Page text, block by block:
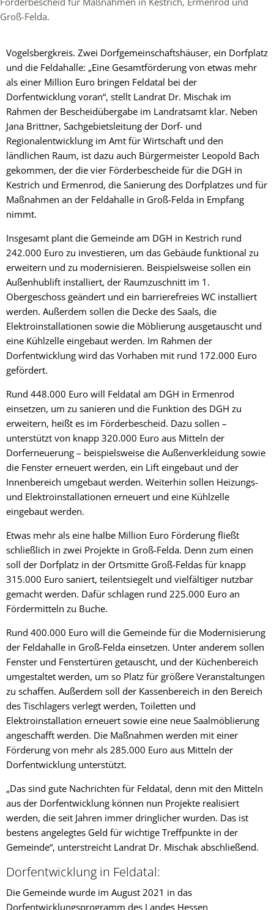
Groß-Felda.
Vogelsbergkreis. Zwei Dorfgemeinschaftshäuser, ein Dorfplatz
und die Feldahalle: „Eine Gesamtförderung von etwas mehr
als einer Million Euro bringen Feldatal bei der
Dorfentwicklung voran“, stellt Landrat Dr. Mischak im
Rahmen der Bescheidübergabe im Landratsamt klar. Neben
Jana Brittner, Sachgebietsleitung der Dorf- und
Regionalentwicklung im Amt für Wirtschaft und den
ländlichen Raum, ist dazu auch Bürgermeister Leopold Bach
gekommen, der die vier Förderbescheide für die DGH in
Kestrich und Ermenrod, die Sanierung des Dorfplatzes und für
Maßnahmen an der Feldahalle in Groß-Felda in Empfang
nimmt.
Insgesamt plant die Gemeinde am DGH in Kestrich rund
242.000 Euro zu investieren, um das Gebäude funktional zu
erweitern und zu modernisieren. Beispielsweise sollen ein
Außenhublift installiert, der Raumzuschnitt im 1.
Obergeschoss geändert und ein barrierefreies WC installiert
werden. Außerdem sollen die Decke des Saals, die
Elektroinstallationen sowie die Möblierung ausgetauscht und
eine Kühlzelle eingebaut werden. Im Rahmen der
Dorfentwicklung wird das Vorhaben mit rund 172.000 Euro
gefördert.
Rund 448.000 Euro will Feldatal am DGH in Ermenrod
einsetzen, um zu sanieren und die Funktion des DGH zu
erweitern, heißt es im Förderbescheid. Dazu sollen –
unterstützt von knapp 320.000 Euro aus Mitteln der
Dorferneuerung – beispielsweise die Außenverkleidung sowie
die Fenster erneuert werden, ein Lift eingebaut und der
Innenbereich umgebaut werden. Weiterhin sollen Heizungs-
und Elektroinstallationen erneuert und eine Kühlzelle
eingebaut werden.
Etwas mehr als eine halbe Million Euro Förderung fließt
schließlich in zwei Projekte in Groß-Felda. Denn zum einen
soll der Dorfplatz in der Ortsmitte Groß-Feldas für knapp
315.000 Euro saniert, teilentsiegelt und vielfältiger nutzbar
gemacht werden. Dafür schlagen rund 225.000 Euro an
Fördermitteln zu Buche.
Rund 400.000 Euro will die Gemeinde für die Modernisierung
der Feldahalle in Groß-Felda einsetzen. Unter anderem sollen
Fenster und Fenstertüren getauscht, und der Küchenbereich
umgestaltet werden, um so Platz für größere Veranstaltungen
zu schaffen. Außerdem soll der Kassenbereich in den Bereich
des Tischlagers verlegt werden, Toiletten und
Elektroinstallation erneuert sowie eine neue Saalmöblierung
angeschafft werden. Die Maßnahmen werden mit einer
Förderung von mehr als 285.000 Euro aus Mitteln der
Dorfentwicklung unterstützt.
„Das sind gute Nachrichten für Feldatal, denn mit den Mitteln
aus der Dorfentwicklung können nun Projekte realisiert
werden, die seit Jahren immer dringlicher wurden. Das ist
bestens angelegtes Geld für wichtige Treffpunkte in der
Gemeinde“, unterstreicht Landrat Dr. Mischak abschließend.
Dorfentwicklung in Feldatal:
Die Gemeinde wurde im August 2021 in das
Dorfentwicklungsprogramm des Landes Hessen